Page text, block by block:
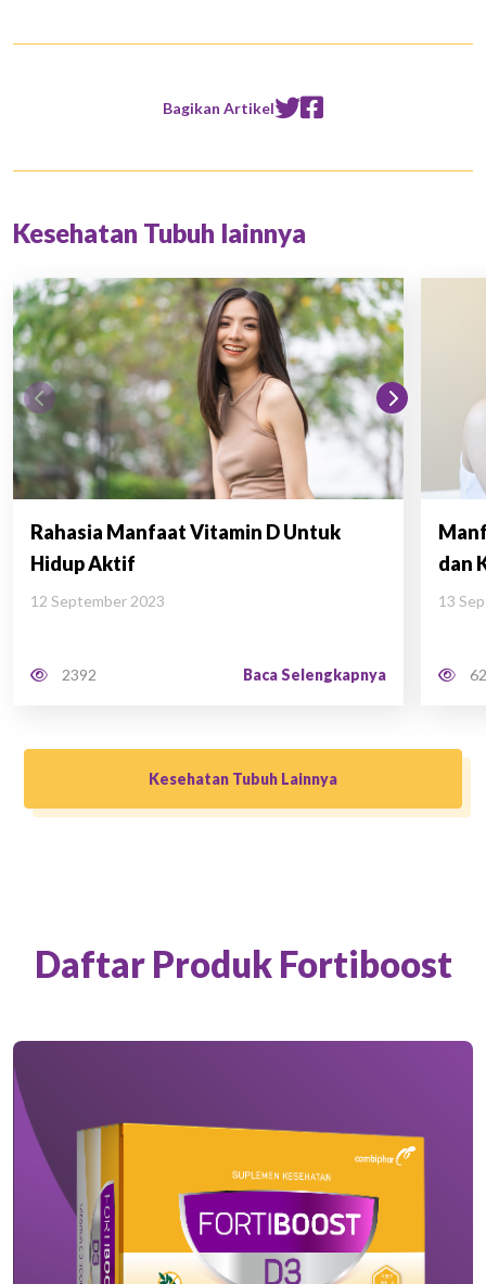
Bagikan Artikel
Kesehatan Tubuh lainnya
Rahasia Manfaat Vitamin D Untuk
Hidup Aktif
12 September 2023
2392 Baca Selengkapnya
dan
13
Kesehatan Tubuh Lainnya
Daftar Produk Fortiboost